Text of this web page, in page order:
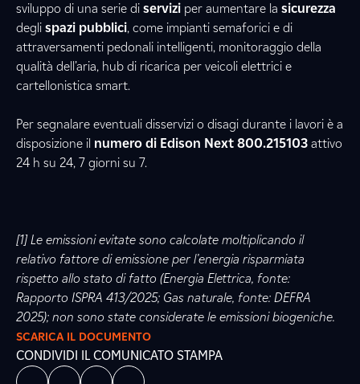
sviluppo di una serie di servizi per aumentare la sicurezza
degli spazi pubblici, come impianti semaforici e di
attraversamenti pedonali intelligenti, monitoraggio della
qualità dell’aria, hub di ricarica per veicoli elettrici e
cartellonistica smart.
Per segnalare eventuali disservizi o disagi durante i lavori è a
disposizione il numero di Edison Next 800.215103 attivo
24 h su 24, 7 giorni su 7.
[1] Le emissioni evitate sono calcolate moltiplicando il
relativo fattore di emissione per l’energia risparmiata
rispetto allo stato di fatto (Energia Elettrica, fonte:
Rapporto ISPRA 413/2025; Gas naturale, fonte: DEFRA
2025); non sono state considerate le emissioni biogeniche.
SCARICA IL DOCUMENTO
CONDIVIDI IL COMUNICATO STAMPA